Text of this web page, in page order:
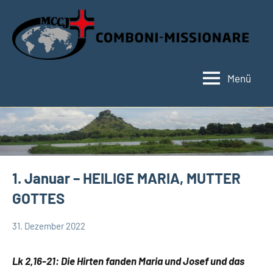
Inhalt
springen
Menü
1. Januar – HEILIGE MARIA, MUTTER
GOTTES
31. Dezember 2022
Lk 2,16-21: Die Hirten fanden Maria und Josef und das